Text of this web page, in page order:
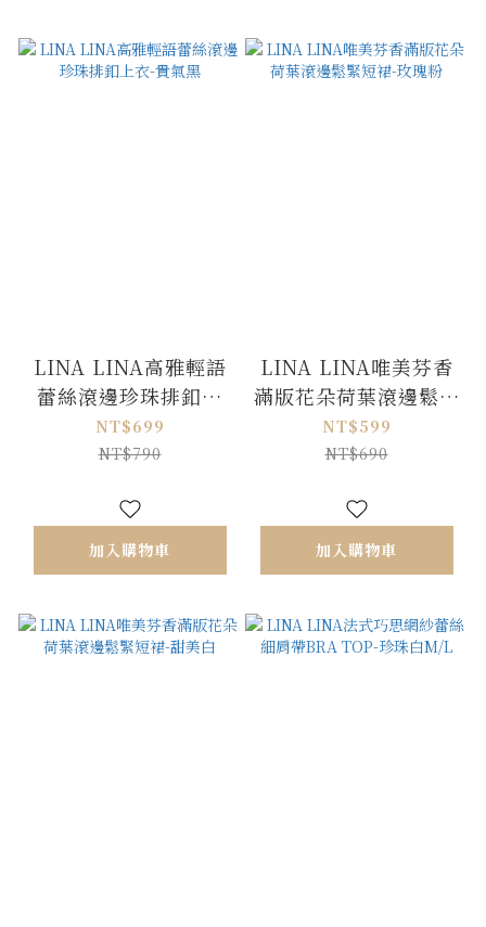
LINA LINA高雅輕語
蕾絲滾邊珍珠排釦上
衣-貴氣黑
NT$699
NT$790
加入購物車
LINA LINA唯美芬香
滿版花朵荷葉滾邊鬆緊
短裙-玫瑰粉
NT$599
NT$690
加入購物車